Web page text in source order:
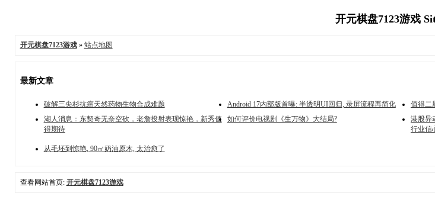
开元棋盘7123游戏
开元棋盘7123游戏» 站点地图
最新文章
破解三尖杉抗癌天然药物生物合成难题 Android 17内部版首曝: 半透明UI回归, 录屏流程再简化 值得二
湖人消息：东契奇无奈空砍，老詹投射表现惊艳，新秀值
得期待
如何评价电视剧《生万物》大结局?
港股异
行业信
从毛坯到惊艳, 90㎡奶油原木, 太治愈了
查看网站首页: 开元棋盘7123游戏